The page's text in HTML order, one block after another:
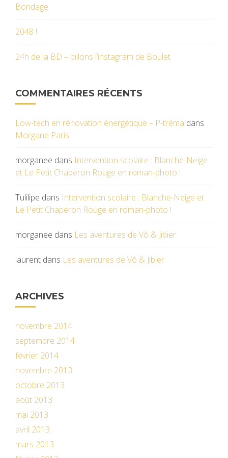
Bondage
2048 !
24h de la BD – pillons l’instagram de Boulet
COMMENTAIRES RÉCENTS
Low-tech en rénovation énergétique – P-tréma dans
Morgane Parisi
morganee dans Intervention scolaire : Blanche-Neige
et Le Petit Chaperon Rouge en roman-photo !
Tulilipe dans Intervention scolaire : Blanche-Neige et
Le Petit Chaperon Rouge en roman-photo !
morganee dans Les aventures de Vô & Jibier
laurent dans Les aventures de Vô & Jibier
ARCHIVES
novembre 2014
septembre 2014
février 2014
novembre 2013
octobre 2013
août 2013
mai 2013
avril 2013
mars 2013